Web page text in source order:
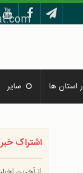
استان ها سایر
اشتراک